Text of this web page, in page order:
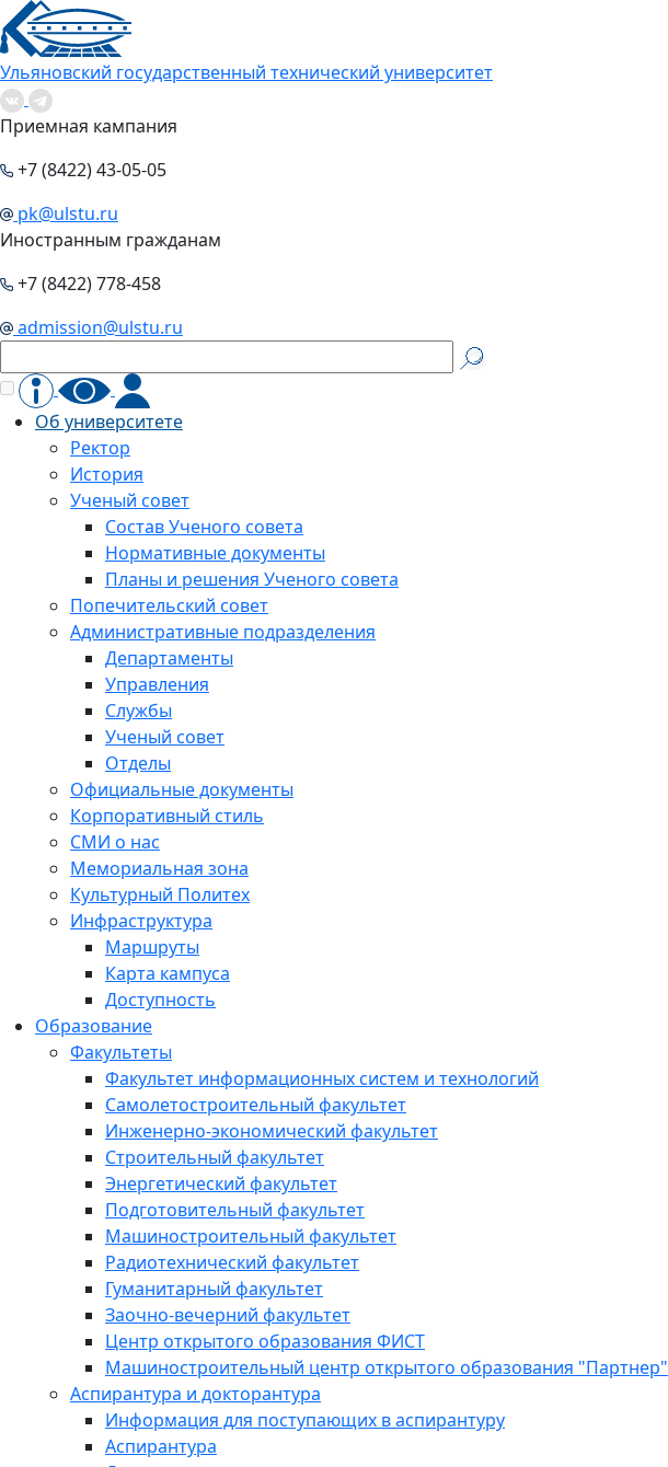
Ульяновский государственный технический университет
Приемная кампания
+7 (8422) 43-05-05
pk@ulstu.ru
Иностранным гражданам
+7 (8422) 778-458
admission@ulstu.ru
Об университете
Ректор
История
Ученый совет
Состав Ученого совета
Нормативные документы
Планы и решения Ученого совета
Попечительский совет
Административные подразделения
Департаменты
Управления
Службы
Ученый совет
Отделы
Официальные документы
Корпоративный стиль
СМИ о нас
Мемориальная зона
Культурный Политех
Инфраструктура
Маршруты
Карта кампуса
Доступность
Образование
Факультеты
Факультет информационных систем и технологий
Самолетостроительный факультет
Инженерно-экономический факультет
Строительный факультет
Энергетический факультет
Подготовительный факультет
Машиностроительный факультет
Радиотехнический факультет
Гуманитарный факультет
Заочно-вечерний факультет
Центр открытого образования ФИСТ
Машиностроительный центр открытого образования "Партнер"
Аспирантура и докторантура
Информация для поступающих в аспирантуру
Аспирантура